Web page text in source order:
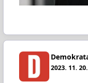
2023. 11.